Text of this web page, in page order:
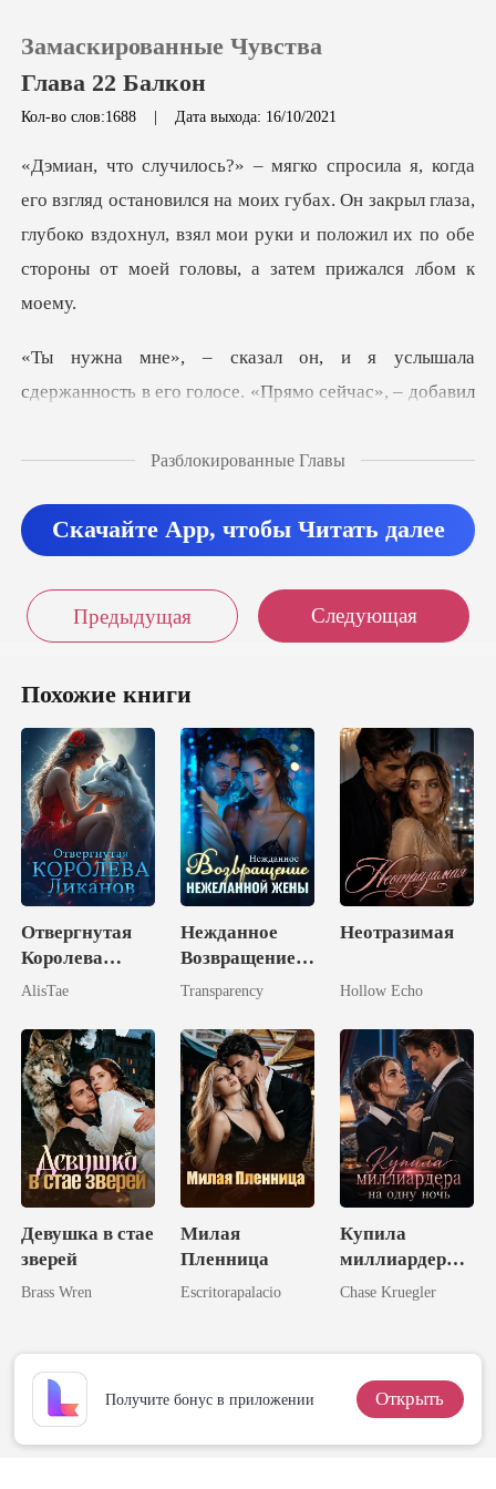
0
Выйти
Замаскированные Чувства
Глава 22 Балкон
Кол-во слов:1688 | Дата выхода: 16/10/2021
лся на моих губах. Он закрыл глаза,
глубоко вздохнул, взял мои руки и
ержанность в его голосе. «Прямо сейчас», – д
Разблокированные Главы
Скачайте App, чтобы Читать далее
Предыдущая Следующая
Похожие книги
Отвергнутая
Королева
Ликанов
AlisTae
Нежданное
Возвращение
Нежеланной
Transparency
Неотразимая
Hollow Echo
Девушка в стае
зверей
Brass Wren
Милая
Пленница
Escritorapalacio
Купила
миллиардера
на одну ночь
Chase Kruegler
Получите бонус в приложении Открыть